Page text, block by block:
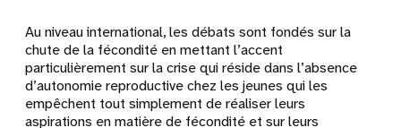
Au niveau international, les débats sont fondés sur la
chute de la fécondité en mettant l’accent
particulièrement sur la crise qui réside dans l’absence
d’autonomie reproductive chez les jeunes qui les
empêchent tout simplement de réaliser leurs
aspirations en matière de fécondité et sur leurs